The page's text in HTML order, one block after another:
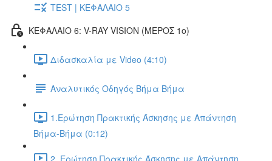
TEST | ΚΕΦΑΛΑΙΟ 5
ΚΕΦΑΛΑΙΟ 6: V-RAY VISION (ΜΕΡΟΣ 1ο)
Διδασκαλία με Video (4:10)
Αναλυτικός Οδηγός Βήμα Βήμα
1.Ερώτηση Πρακτικής Άσκησης με Απάντηση
Βήμα-Βήμα (0:12)
2. Ερώτηση Πρακτικής Άσκησης με Απάντηση